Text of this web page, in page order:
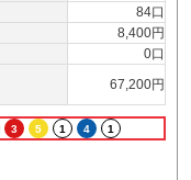
84口
8,400円
0口
67,200円
3 5 1 4 1